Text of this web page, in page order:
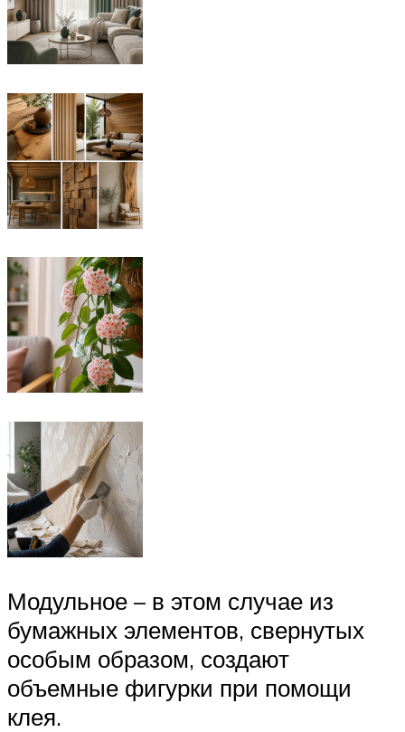
Модульное – в этом случае из
бумажных элементов, свернутых
особым образом, создают
объемные фигурки при помощи
клея.